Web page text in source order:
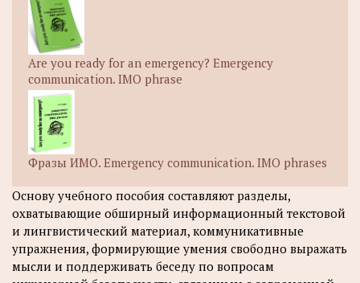
Are you ready for an emergency? Emergency
communication. IMO phrase
Фразы ИМО. Emergency communication. IMO phrases
Основу учебного пособия составляют разделы,
охватывающие обширный информационный текстовой
и лингвистический материал, коммуникативные
упражнения, формирующие умения свободно выражать
мысли и поддерживать беседу по вопросам